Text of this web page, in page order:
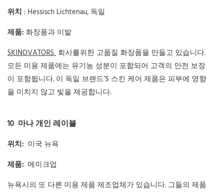
위치 : Hessisch Lichtenau, 독일
제품:화장품과 이발
SKINOVATORS 회사를위한 고품질 화장품을 만들고 있습니다.
모든 미용 제품에는 유기농 성분이 포함되어 고객의 안전 보장
이 포함됩니다. 이 독일 브랜드’S 스킨 케어 제품은 피부에 영향
을 미치지 않고 빛을 제공합니다.
10 마나 개인 레이블
위치: 미국 뉴욕
제품: 메이크업
뉴욕시의 또 다른 미용 제품 제조업체가 있습니다. 그들의 제품